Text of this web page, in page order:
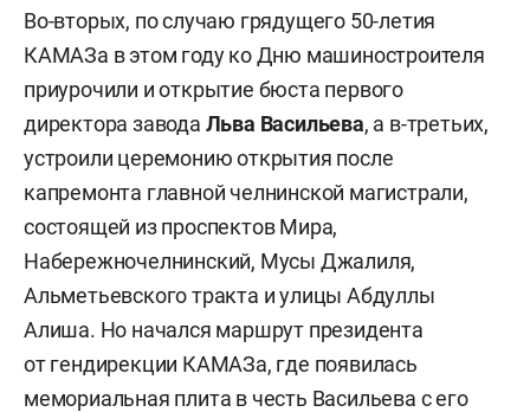
Во-вторых, по случаю грядущего 50-летия
КАМАЗа в этом году ко Дню машиностроителя
приурочили и открытие бюста первого
директора завода Льва Васильева, а в-третьих,
устроили церемонию открытия после
капремонта главной челнинской магистрали,
состоящей из проспектов Мира,
Набережночелнинский, Мусы Джалиля,
Альметьевского тракта и улицы Абдуллы
Алиша. Но начался маршрут президента
от гендирекции КАМАЗа, где появилась
мемориальная плита в честь Васильева с его